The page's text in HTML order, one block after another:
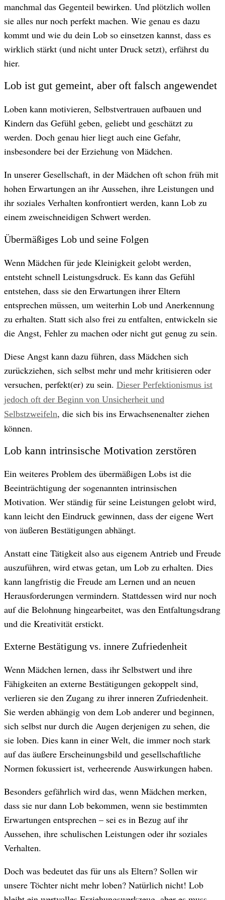
© Getty Images/ Emely
manchmal das Gegenteil bewirken. Und plötzlich wollen
sie alles nur noch perfekt machen. Wie genau es dazu
kommt und wie du dein Lob so einsetzen kannst, dass es
wirklich stärkt (und nicht unter Druck setzt), erfährst du
hier.
Lob ist gut gemeint, aber oft falsch angewendet
Loben kann motivieren, Selbstvertrauen aufbauen und
Kindern das Gefühl geben, geliebt und geschätzt zu
werden. Doch genau hier liegt auch eine Gefahr,
insbesondere bei der Erziehung von Mädchen.
In unserer Gesellschaft, in der Mädchen oft schon früh mit
hohen Erwartungen an ihr Aussehen, ihre Leistungen und
ihr soziales Verhalten konfrontiert werden, kann Lob zu
einem zweischneidigen Schwert werden.
Übermäßiges Lob und seine Folgen
Wenn Mädchen für jede Kleinigkeit gelobt werden,
entsteht schnell Leistungsdruck. Es kann das Gefühl
entstehen, dass sie den Erwartungen ihrer Eltern
entsprechen müssen, um weiterhin Lob und Anerkennung
zu erhalten. Statt sich also frei zu entfalten, entwickeln sie
die Angst, Fehler zu machen oder nicht gut genug zu sein.
Diese Angst kann dazu führen, dass Mädchen sich
zurückziehen, sich selbst mehr und mehr kritisieren oder
versuchen, perfekt(er) zu sein. Dieser Perfektionismus ist
jedoch oft der Beginn von Unsicherheit und
Selbstzweifeln, die sich bis ins Erwachsenenalter ziehen
können.
Lob kann intrinsische Motivation zerstören
Ein weiteres Problem des übermäßigen Lobs ist die
Beeinträchtigung der sogenannten intrinsischen
Motivation. Wer ständig für seine Leistungen gelobt wird,
kann leicht den Eindruck gewinnen, dass der eigene Wert
von äußeren Bestätigungen abhängt.
Anstatt eine Tätigkeit also aus eigenem Antrieb und Freude
auszuführen, wird etwas getan, um Lob zu erhalten. Dies
kann langfristig die Freude am Lernen und an neuen
Herausforderungen vermindern. Stattdessen wird nur noch
auf die Belohnung hingearbeitet, was den Entfaltungsdrang
und die Kreativität erstickt.
Externe Bestätigung vs. innere Zufriedenheit
Wenn Mädchen lernen, dass ihr Selbstwert und ihre
Fähigkeiten an externe Bestätigungen gekoppelt sind,
verlieren sie den Zugang zu ihrer inneren Zufriedenheit.
Sie werden abhängig von dem Lob anderer und beginnen,
sich selbst nur durch die Augen derjenigen zu sehen, die
sie loben. Dies kann in einer Welt, die immer noch stark
auf das äußere Erscheinungsbild und gesellschaftliche
Normen fokussiert ist, verheerende Auswirkungen haben.
Besonders gefährlich wird das, wenn Mädchen merken,
dass sie nur dann Lob bekommen, wenn sie bestimmten
Erwartungen entsprechen – sei es in Bezug auf ihr
Aussehen, ihre schulischen Leistungen oder ihr soziales
Verhalten.
Doch was bedeutet das für uns als Eltern? Sollen wir
unsere Töchter nicht mehr loben? Natürlich nicht! Lob